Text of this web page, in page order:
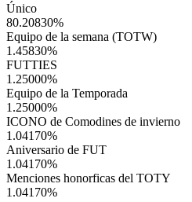
Único
80.20830%
Equipo de la semana (TOTW)
1.45830%
FUTTIES
1.25000%
Equipo de la Temporada
1.25000%
ICONO de Comodines de invierno
1.04170%
Aniversario de FUT
1.04170%
Menciones honorficas del TOTY
1.04170%